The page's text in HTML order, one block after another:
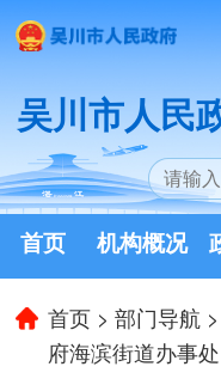
吴川市人民
首页 机构概况
首页 >部门导航
府海滨街道办事处